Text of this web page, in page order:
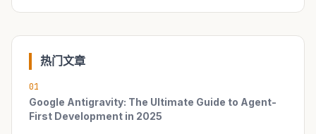
热门文章
01
Google Antigravity: The Ultimate Guide to Agent-
First Development in 2025